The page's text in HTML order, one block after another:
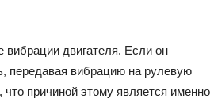
вибрации двигателя. Если он
передавая вибрацию на рулевую
причиной этому является именно